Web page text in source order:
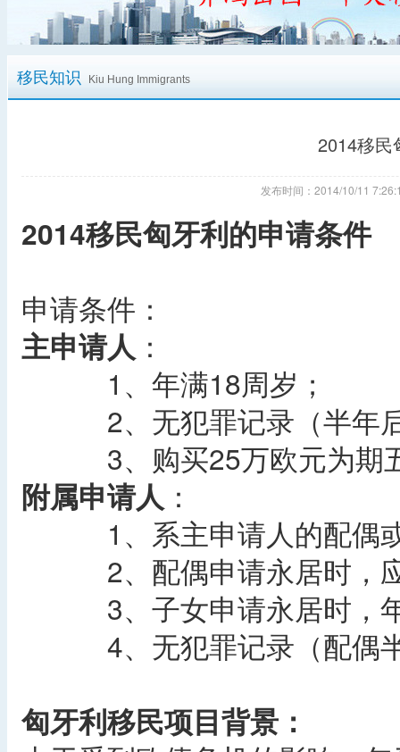
移民知识 Kiu Hung Immigrants
2014移民
发布时间：2014/10/11
2014移民匈牙利的申请条件
申请条件：
主申请人 ：
1、年满18周岁；
2、无犯罪记录（半年后
3、购买25万欧元为期五
附属申请人 ：
1、系主申请人的配偶
2、配偶申请永居时，应
3、子女申请永居时，年
4、无犯罪记录（配偶半
匈牙利移民项目背景：